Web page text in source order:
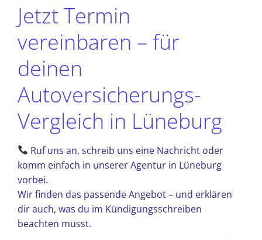
Jetzt Termin
vereinbaren – für
deinen
Autoversicherungs-
Vergleich in Lüneburg
Ruf uns an, schreib uns eine Nachricht oder
komm einfach in unserer Agentur in Lüneburg
vorbei.
Wir finden das passende Angebot – und erklären
dir auch, was du im Kündigungsschreiben
beachten musst.